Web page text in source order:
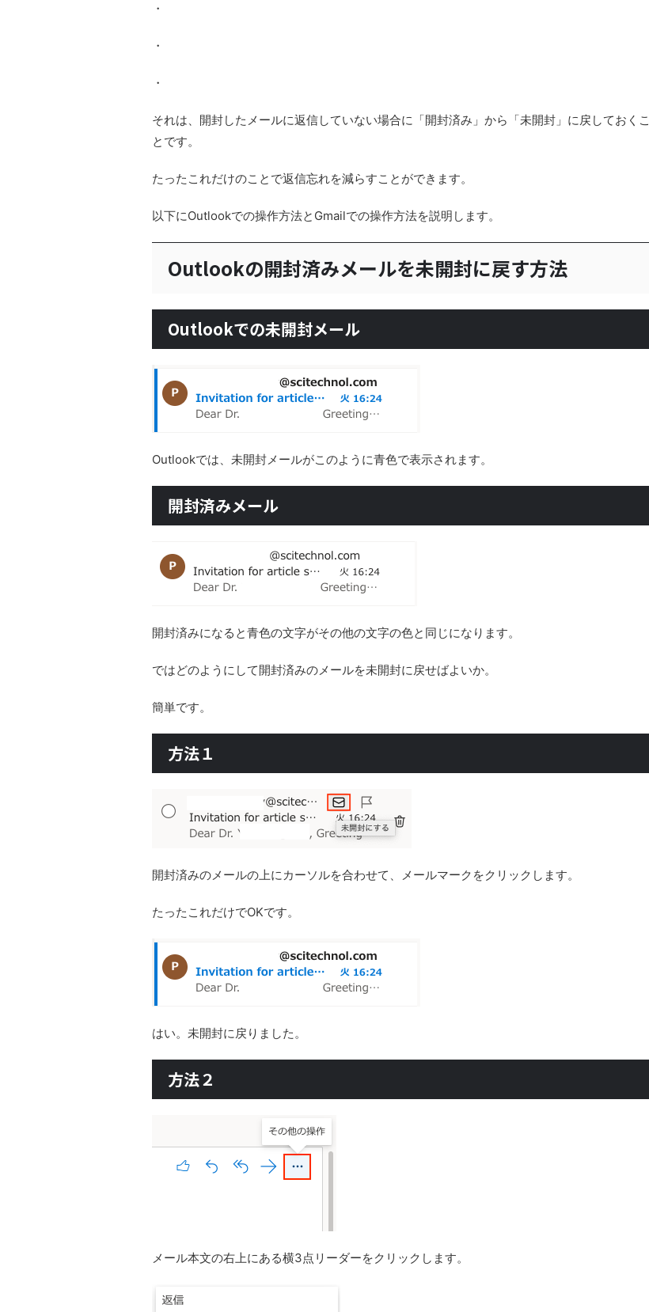
・
・
・
それは、開封したメールに返信していない場合に「開封済み」から「未開封」に戻しておくこ
とです。
たったこれだけのことで返信忘れを減らすことができます。
以下にOutlookでの操作方法とGmailでの操作方法を説明します。
Outlookの開封済みメールを未開封に戻す方法
Outlookでの未開封メール
Outlookでは、未開封メールがこのように青色で表示されます。
開封済みメール
開封済みになると青色の文字がその他の文字の色と同じになります。
ではどのようにして開封済みのメールを未開封に戻せばよいか。
簡単です。
方法１
開封済みのメールの上にカーソルを合わせて、メールマークをクリックします。
たったこれだけでOKです。
はい。未開封に戻りました。
方法２
メール本文の右上にある横3点リーダーをクリックします。